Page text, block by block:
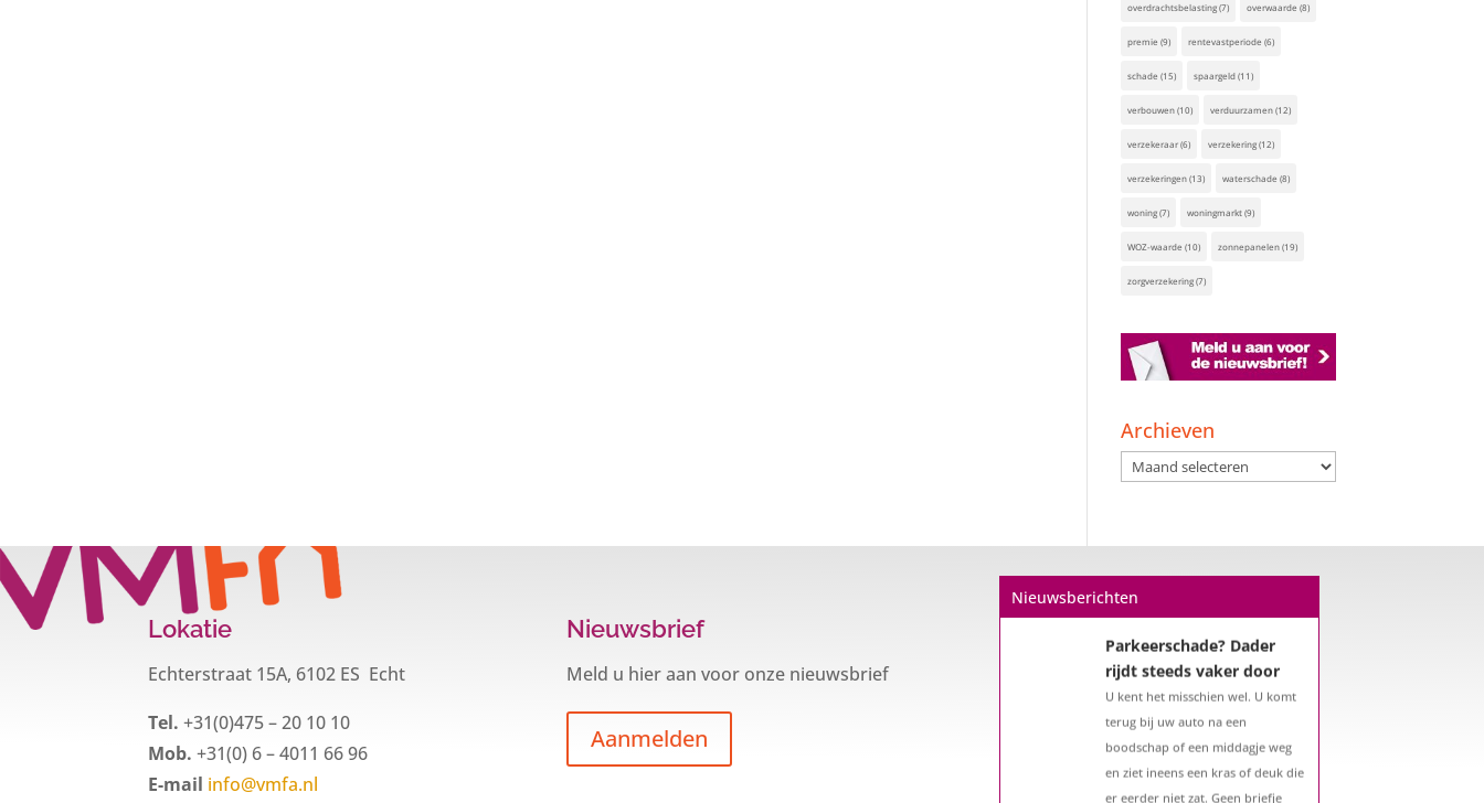
overdrachtsbelasting(7) overwaarde (8)
premie (9) rentevastperiode (6)
schade (15) spaargeld(11)
verbouwen(10) verduurzamen(12)
verzekeraar(6) verzekering(12)
verzekeringen(13) waterschade (8)
woning(7) woningmarkt(9)
WOZ-waarde (10) zonnepanelen(19)
zorgverzekering(7)
Archieven
Archieven
Lokatie
Echterstraat 15A, 6102 ES Echt
Tel. +31(0)475 – 20 10 10
Mob. +31(0) 6 – 4011 66 96
E-mail info@vmfa.nl
Nieuwsbrief
Meld u hier aan voor onze nieuwsbrief
Aanmelden
Nieuwsberichten
Een hypotheek na uw
57e? Er zijn zeker
mogelijkheden
De woningmarkt is nog steeds in
beweging. Misschien denkt u na
over verhuizen, verbouwen of het
benutten van uw overwaarde.